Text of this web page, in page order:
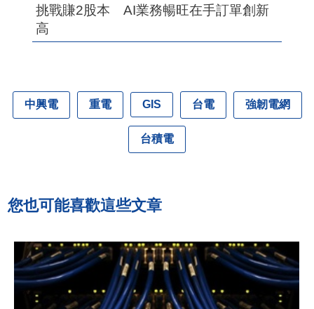
挑戰賺2股本 AI業務暢旺在手訂單創新
高
中興電 重電 GIS 台電 強韌電網
台積電
您也可能喜歡這些文章